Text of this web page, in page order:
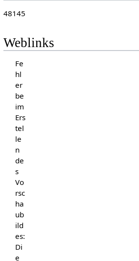
48145
Weblinks
Fe
hl
er
be
im
Ers
tel
le
n
de
s
Vo
rsc
ha
ub
ild
es:
Di
e